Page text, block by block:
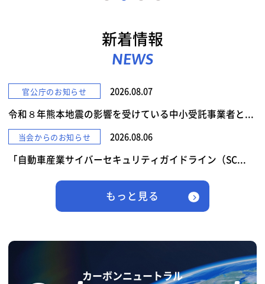
新着情報
NEWS
官公庁のお知らせ 2026.08.07
令和８年熊本地震の影響を受けている中小受託事業者と...
当会からのお知らせ 2026.08.06
「自動車産業サイバーセキュリティガイドライン（SC...
もっと見る
カーボンニュートラル